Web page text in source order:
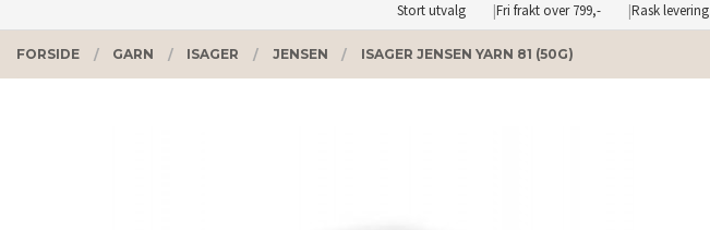
Stort utvalg Fri frakt over 799,- Rask levering
FORSIDE GARN ISAGER JENSEN ISAGER JENSEN YARN 81 (50G)